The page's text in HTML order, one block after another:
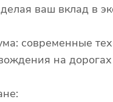
ваш вклад в
современные
на дорогах